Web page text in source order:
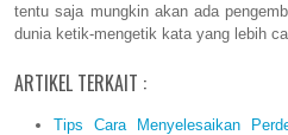
tentu saja mungkin akan ada
dunia ketik-mengetik kata yang lebih
ARTIKEL TERKAIT :
Tips Cara Menyelesaikan